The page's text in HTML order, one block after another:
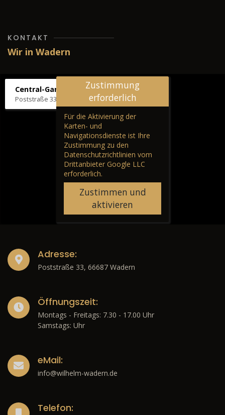
KONTAKT
Wir in Wadern
Central-Garage H. Wilhelm
Poststraße 33, 66687 Wadern
Zustimmung
erforderlich
Für die Aktivierung der
Karten- und
Navigationsdienste ist Ihre
Zustimmung zu den
Datenschutzrichtlinien vom
Drittanbieter Google LLC
erforderlich.
Zustimmen und
aktivieren
Adresse:
Poststraße 33, 66687 Wadern
Öffnungszeit:
Montags - Freitags: 7.30 - 17.00 Uhr
Samstags: Uhr
eMail:
info@wilhelm-wadern.de
Telefon: